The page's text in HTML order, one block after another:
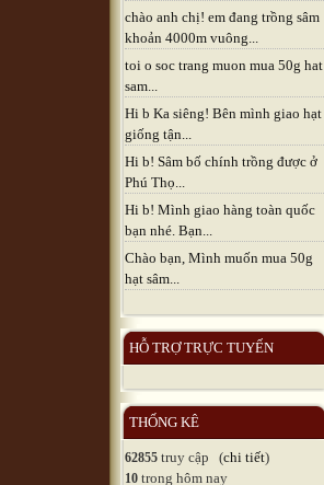
chào anh chị! em đang trồng sâm
khoản 4000m vuông...
toi o soc trang muon mua 50g hat
sam...
Hi b Ka siêng! Bên mình giao hạt
giống tận...
Hi b! Sâm bố chính trồng được ở
Phú Thọ...
Hi b! Mình giao hàng toàn quốc
bạn nhé. Bạn...
Chào bạn, Mình muốn mua 50g
hạt sâm...
HỖ TRỢ TRỰC TUYẾN
THỐNG KÊ
62855 truy cập (chi tiết)
10 trong hôm nay